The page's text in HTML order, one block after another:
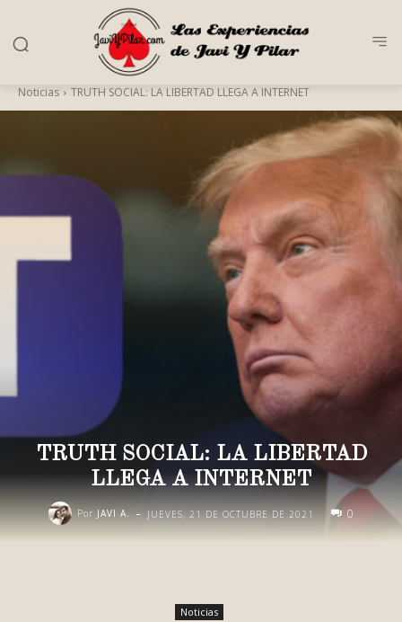
Noticias TRUTH SOCIAL: LA LIBERTAD LLEGA A INTERNET
TRUTH SOCIAL: LA LIBERTAD
LLEGA A INTERNET
Por JAVI A. - JUEVES, 21 DE OCTUBRE DE 2021 0
Noticias